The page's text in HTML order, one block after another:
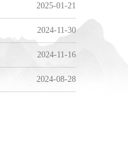
2025-01-21
2024-11-30
2024-11-16
2024-08-28